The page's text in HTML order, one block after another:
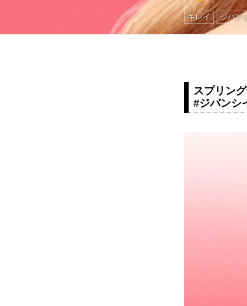
キレイ ジバン
スプリン
#ジバンシ